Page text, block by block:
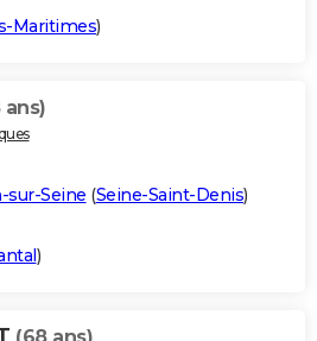
Maritimes)
ans)
sur-Seine (Seine-Saint-Denis)
)
(68 ans)